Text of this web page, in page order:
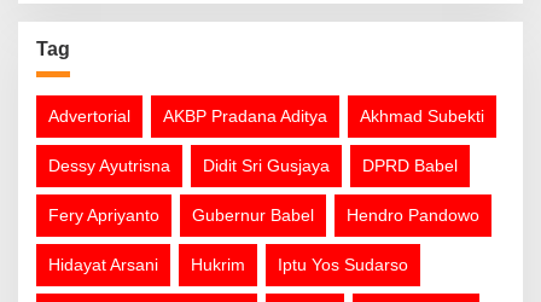
Tag
Advertorial AKBP Pradana Aditya Akhmad Subekti
Dessy Ayutrisna Didit Sri Gusjaya DPRD Babel
Fery Apriyanto Gubernur Babel Hendro Pandowo
Hidayat Arsani Hukrim Iptu Yos Sudarso